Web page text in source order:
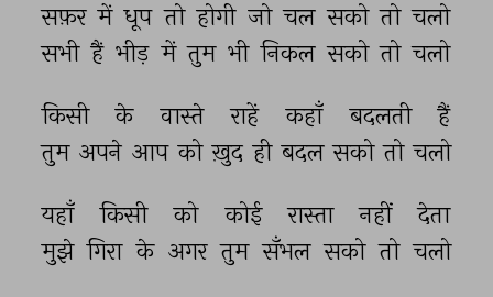
सफ़र में धूप तो होगी जो चल सको तो चलो
सभी हैं भीड़ में तुम भी निकल सको तो चलो
किसी के वास्ते राहें कहाँ बदलती
हैं
तुम अपने आप को ख़ुद ही बदल सको तो चलो
यहाँ किसी को कोई रास्ता नहीं
देता
मुझे गिरा के अगर तुम सँभल सको तो चलो